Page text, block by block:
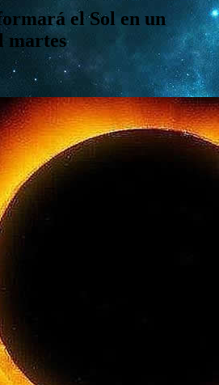
el Sol en un
martes